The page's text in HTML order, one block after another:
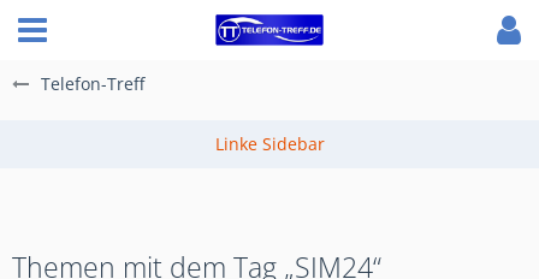
Telefon-Treff
Themen mit dem Tag „SIM24“